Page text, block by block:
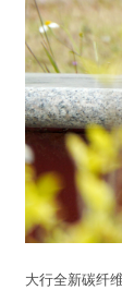
大行全新碳纤